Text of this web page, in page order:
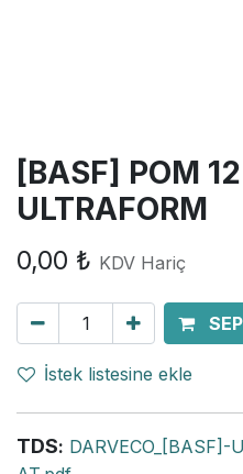
[BASF] POM
ULTRAFORM
0,00 ₺ KDV Hariç
İstek listesine ekle
TDS: DARVECO_[BASF]-